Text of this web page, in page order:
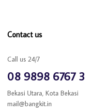
Contact us
Call us 24/7
08 9898 6767 3
Bekasi Utara, Kota Bekasi
mail@bangkit.in